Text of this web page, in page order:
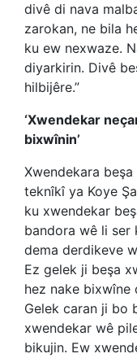
divê di nava
zarokan, ne bila
ku ew nexwaze.
diyarkirin. Divê
hilbijêre.”
‘Xwendekar
bixwînin’
Xwendekara
teknîkî ya Koye
ku xwendekar
bandora wê li ser
dema derdikeve
Ez gelek ji beşa
hez nake bixwîne
Gelek caran ji bo
xwendekar wê
bikujin. Ew